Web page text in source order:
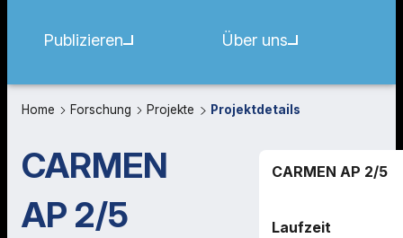
Publizieren Über uns
Home Forschung Projekte Projektdetails
CARMEN
AP 2/5
CARMEN AP 2/5
Laufzeit